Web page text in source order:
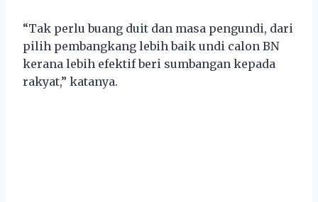
“Tak perlu buang duit dan masa pengundi, dari
pilih pembangkang lebih baik undi calon BN
kerana lebih efektif beri sumbangan kepada
rakyat,” katanya.